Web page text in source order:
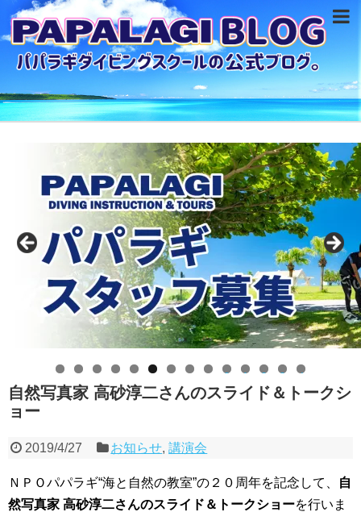
0 1 2 3 4
自然写真家 高砂淳二さんのスライド＆トークシ
ョー
2019/4/27 お知らせ,講演会
ＮＰＯパパラギ“海と自然の教室”の２０周年を記念して、
自
然写真家 高砂淳二さんのスライド＆トークショーを行いま